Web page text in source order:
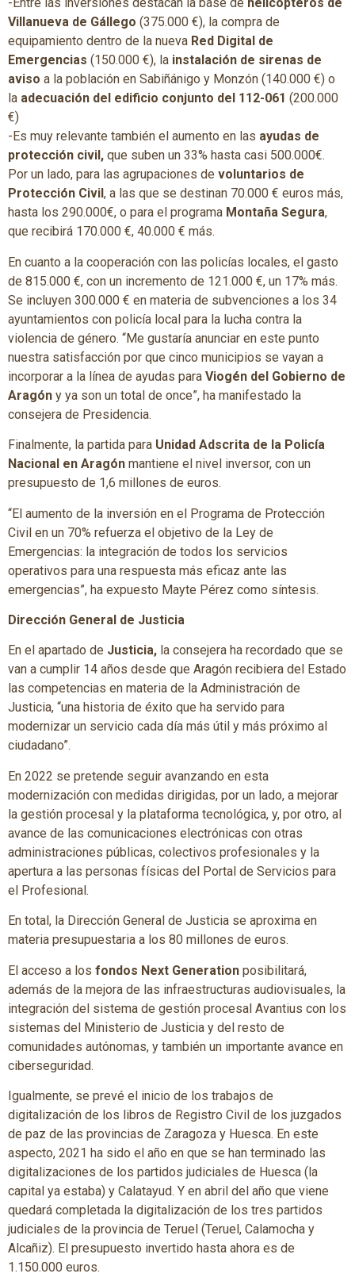
-Entre las inversiones destacan la base de helicópteros de
Villanueva de Gállego (375.000 €), la compra de
equipamiento dentro de la nueva Red Digital de
Emergencias (150.000 €), la instalación de sirenas de
aviso a la población en Sabiñánigo y Monzón (140.000 €) o
la adecuación del edificio conjunto del 112-061 (200.000
€)
-Es muy relevante también el aumento en las ayudas de
protección civil, que suben un 33% hasta casi 500.000€.
Por un lado, para las agrupaciones de voluntarios de
Protección Civil , a las que se destinan 70.000 € euros más,
hasta los 290.000€, o para el programa Montaña Segura,
que recibirá 170.000 €, 40.000 € más.
En cuanto a la cooperación con las policías locales, el gasto
de 815.000 €, con un incremento de 121.000 €, un 17% más.
Se incluyen 300.000 € en materia de subvenciones a los 34
ayuntamientos con policía local para la lucha contra la
violencia de género. “Me gustaría anunciar en este punto
nuestra satisfacción por que cinco municipios se vayan a
incorporar a la línea de ayudas para Viogén del Gobierno de
Aragón y ya son un total de once”, ha manifestado la
consejera de Presidencia.
Finalmente, la partida para Unidad Adscrita de la Policía
Nacional en Aragón mantiene el nivel inversor, con un
presupuesto de 1,6 millones de euros.
“El aumento de la inversión en el Programa de Protección
Civil en un 70% refuerza el objetivo de la Ley de
Emergencias: la integración de todos los servicios
operativos para una respuesta más eficaz ante las
emergencias”, ha expuesto Mayte Pérez como síntesis.
Dirección General de Justicia
En el apartado de Justicia, la consejera ha recordado que se
van a cumplir 14 años desde que Aragón recibiera del Estado
las competencias en materia de la Administración de
Justicia, “una historia de éxito que ha servido para
modernizar un servicio cada día más útil y más próximo al
ciudadano”.
En 2022 se pretende seguir avanzando en esta
modernización con medidas dirigidas, por un lado, a mejorar
la gestión procesal y la plataforma tecnológica, y, por otro, al
avance de las comunicaciones electrónicas con otras
administraciones públicas, colectivos profesionales y la
apertura a las personas físicas del Portal de Servicios para
el Profesional.
En total, la Dirección General de Justicia se aproxima en
materia presupuestaria a los 80 millones de euros.
El acceso a los fondos Next Generation posibilitará,
además de la mejora de las infraestructuras audiovisuales, la
integración del sistema de gestión procesal Avantius con los
sistemas del Ministerio de Justicia y del resto de
comunidades autónomas, y también un importante avance en
ciberseguridad.
Igualmente, se prevé el inicio de los trabajos de
digitalización de los libros de Registro Civil de los juzgados
de paz de las provincias de Zaragoza y Huesca. En este
aspecto, 2021 ha sido el año en que se han terminado las
digitalizaciones de los partidos judiciales de Huesca (la
capital ya estaba) y Calatayud. Y en abril del año que viene
quedará completada la digitalización de los tres partidos
judiciales de la provincia de Teruel (Teruel, Calamocha y
Alcañiz). El presupuesto invertido hasta ahora es de
1.150.000 euros.